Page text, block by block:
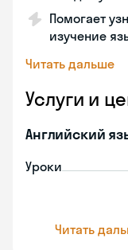
Помогает
изучение
Читать дальше
Услуги и
Английский
Уроки
Читать